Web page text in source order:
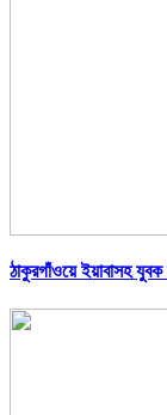
ঠাকুরগাঁওয়ে ইয়াবাসহ